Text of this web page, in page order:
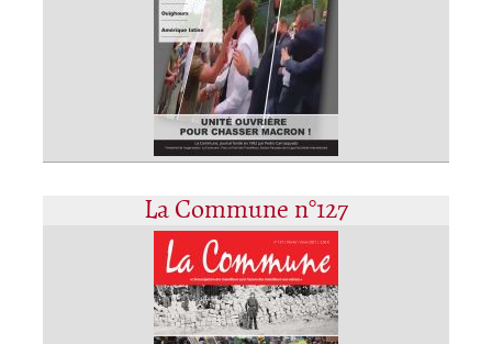
La Commune n°127